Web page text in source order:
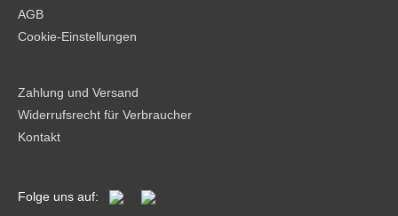
AGB
Cookie-Einstellungen
Zahlung und Versand
Widerrufsrecht für Verbraucher
Kontakt
Folge uns auf: